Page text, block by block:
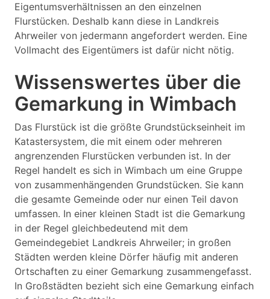
Eigentumsverhältnissen an den einzelnen
Flurstücken. Deshalb kann diese in Landkreis
Ahrweiler von jedermann angefordert werden. Eine
Vollmacht des Eigentümers ist dafür nicht nötig.
Wissenswertes über die
Gemarkung in Wimbach
Das Flurstück ist die größte Grundstückseinheit im
Katastersystem, die mit einem oder mehreren
angrenzenden Flurstücken verbunden ist. In der
Regel handelt es sich in Wimbach um eine Gruppe
von zusammenhängenden Grundstücken. Sie kann
die gesamte Gemeinde oder nur einen Teil davon
umfassen. In einer kleinen Stadt ist die Gemarkung
in der Regel gleichbedeutend mit dem
Gemeindegebiet Landkreis Ahrweiler; in großen
Städten werden kleine Dörfer häufig mit anderen
Ortschaften zu einer Gemarkung zusammengefasst.
In Großstädten bezieht sich eine Gemarkung einfach